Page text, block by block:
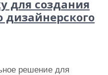
для создания
решение для